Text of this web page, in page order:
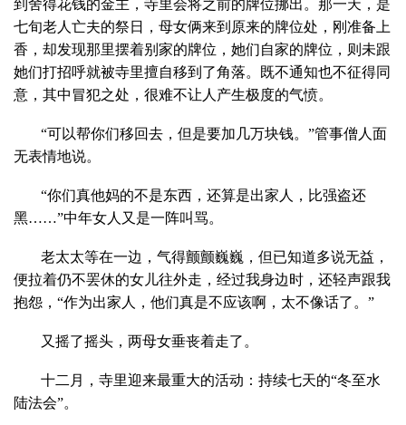
到舍得花钱的金主，寺里会将之前的牌位挪出。那一天，是
七旬老人亡夫的祭日，母女俩来到原来的牌位处，刚准备上
香，却发现那里摆着别家的牌位，她们自家的牌位，则未跟
她们打招呼就被寺里擅自移到了角落。既不通知也不征得同
意，其中冒犯之处，很难不让人产生极度的气愤。
“可以帮你们移回去，但是要加几万块钱。”管事僧人面
无表情地说。
“你们真他妈的不是东西，还算是出家人，比强盗还
黑……”中年女人又是一阵叫骂。
老太太等在一边，气得颤颤巍巍，但已知道多说无益，
便拉着仍不罢休的女儿往外走，经过我身边时，还轻声跟我
抱怨，“作为出家人，他们真是不应该啊，太不像话了。”
又摇了摇头，两母女垂丧着走了。
十二月，寺里迎来最重大的活动：持续七天的“冬至水
陆法会”。